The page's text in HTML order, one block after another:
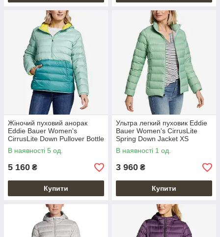
Жіночий пуховий анорак
Eddie Bauer Women's
CirrusLite Down Pullover Bottle
Green
В наявності 5 од.
5 160 ₴
Купити
Ультра легкий пуховик Eddie
Bauer Women's CirrusLite
Spring Down Jacket XS
В наявності 1 од.
3 960 ₴
Купити